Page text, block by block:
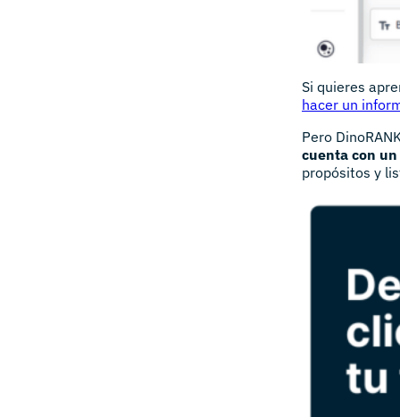
Si quieres
hacer un
Pero
cuenta con
propósitos y